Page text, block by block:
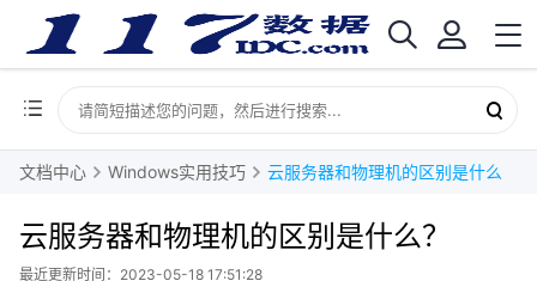
文档中心 Windows实用技巧 云服务器和物理机的区别是什么？
云服务器和物理机的区别是什么？
最近更新时间：2023-05-18 17:51:28